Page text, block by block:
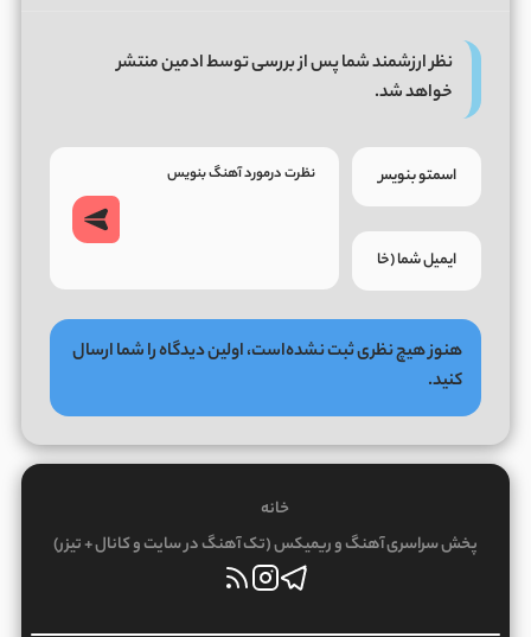
نظر ارزشمند شما پس از بررسی توسط ادمین منتشر
خواهد شد.
هنوز هیچ نظری ثبت نشده‌است، اولین دیدگاه را شما ارسال
کنید.
خانه
پخش سراسری آهنگ و ریمیکس (تک آهنگ در سایت و کانال + تیزر)